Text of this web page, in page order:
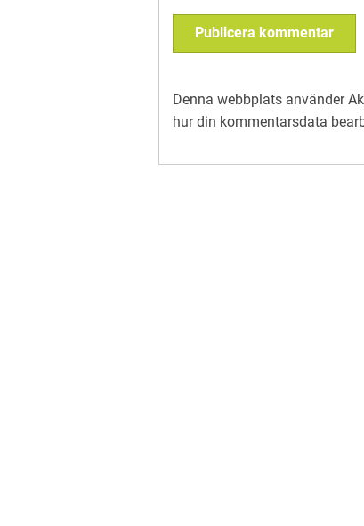
Denna webbplats använder
hur din kommentarsdata